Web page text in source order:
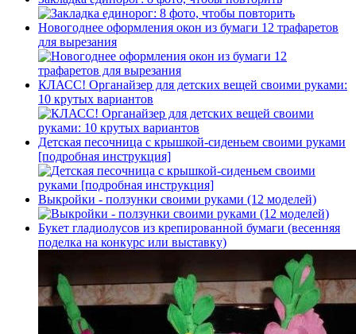
Новогоднее оформления окон из бумаги 12 трафаретов
для вырезания
КЛАСС! Органайзер для детских вещей своими руками:
10 крутых вариантов
Детская песочница с крышкой-сиденьем своими руками
[подробная инструкция]
Выкройки - ползунки своими руками (12 моделей)
Букет гладиолусов из крепированной бумаги (весенняя
поделка на конкурс или выставку)